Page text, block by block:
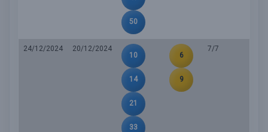
50
24/12/2024
20/12/2024
10
14
21
33
6
9
7/7